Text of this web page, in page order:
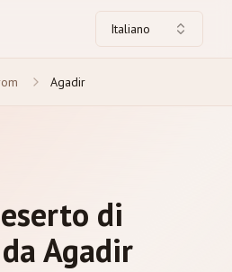
Italiano
Agadir
di
Agadir